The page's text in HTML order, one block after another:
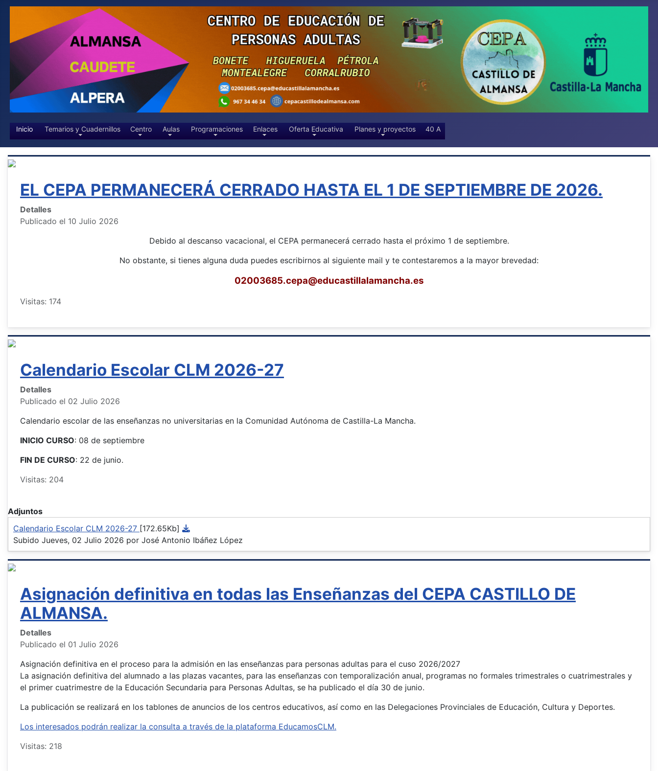
Inicio Temarios y Cuadernillos Centro Aulas Programaciones Enlaces Oferta Educativa Planes y proyectos 40 A
EL CEPA PERMANECERÁ CERRADO HASTA EL 1 DE SEPTIEMBRE DE 2026.
Detalles
Publicado el 10 Julio 2026
Debido al descanso vacacional, el CEPA permanecerá cerrado hasta el próximo 1 de septiembre.
No obstante, si tienes alguna duda puedes escribirnos al siguiente mail y te contestaremos a la mayor brevedad:
02003685.cepa@educastillalamancha.es
Visitas: 174
Calendario Escolar CLM 2026-27
Detalles
Publicado el 02 Julio 2026
Calendario escolar de las enseñanzas no universitarias en la Comunidad Autónoma de Castilla-La Mancha.
INICIO CURSO: 08 de septiembre
FIN DE CURSO: 22 de junio.
Visitas: 204
Adjuntos
Calendario Escolar CLM 2026-27 [172.65Kb]
Subido Jueves, 02 Julio 2026 por José Antonio Ibáñez López
Asignación definitiva en todas las Enseñanzas del CEPA CASTILLO DE
ALMANSA.
Detalles
Publicado el 01 Julio 2026
Asignación definitiva en el proceso para la admisión en las enseñanzas para personas adultas para el cuso 2026/2027
La asignación definitiva del alumnado a las plazas vacantes, para las enseñanzas con temporalización anual, programas no formales trimestrales o cuatrimestrales y
el primer cuatrimestre de la Educación Secundaria para Personas Adultas, se ha publicado el día 30 de junio.
La publicación se realizará en los tablones de anuncios de los centros educativos, así como en las Delegaciones Provinciales de Educación, Cultura y Deportes.
Los interesados podrán realizar la consulta a través de la plataforma EducamosCLM.
Visitas: 218